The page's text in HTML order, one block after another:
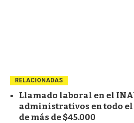
RELACIONADAS
Llamado laboral en el
administrativos en todo el
de más de $45.000